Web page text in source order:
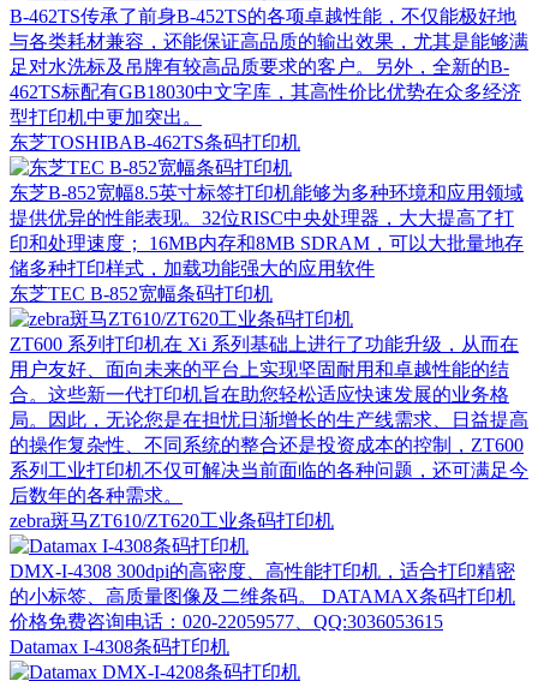
B-462TS传承了前身B-452TS的各项卓越性能，不仅能极好地
与各类耗材兼容，还能保证高品质的输出效果，尤其是能够满
足对水洗标及吊牌有较高品质要求的客户。另外，全新的B-
462TS标配有GB18030中文字库，其高性价比优势在众多经济
型打印机中更加突出。
东芝TOSHIBAB-462TS条码打印机
东芝B-852宽幅8.5英寸标签打印机能够为多种环境和应用领域
提供优异的性能表现。32位RISC中央处理器，大大提高了打
印和处理速度； 16MB内存和8MB SDRAM，可以大批量地存
储多种打印样式，加载功能强大的应用软件
东芝TEC B-852宽幅条码打印机
ZT600 系列打印机在 Xi 系列基础上进行了功能升级，从而在
用户友好、面向未来的平台上实现坚固耐用和卓越性能的结
合。这些新一代打印机旨在助您轻松适应快速发展的业务格
局。因此，无论您是在担忧日渐增长的生产线需求、日益提高
的操作复杂性、不同系统的整合还是投资成本的控制，ZT600
系列工业打印机不仅可解决当前面临的各种问题，还可满足今
后数年的各种需求。
zebra斑马ZT610/ZT620工业条码打印机
DMX-I-4308 300dpi的高密度、高性能打印机，适合打印精密
的小标签、高质量图像及二维条码。 DATAMAX条码打印机
价格免费咨询电话：020-22059577、QQ:3036053615
Datamax I-4308条码打印机